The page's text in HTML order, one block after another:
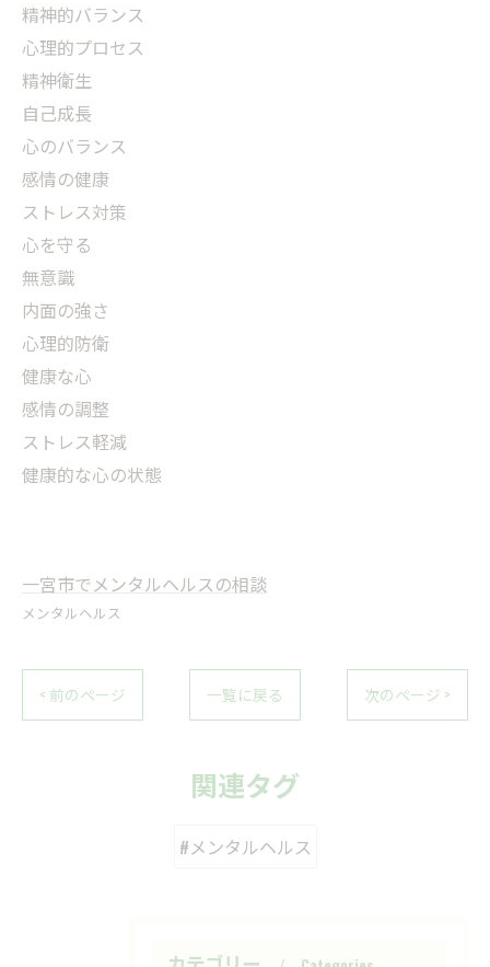
精神的バランス
心理的プロセス
精神衛生
自己成長
心のバランス
感情の健康
ストレス対策
心を守る
無意識
内面の強さ
心理的防衛
健康な心
感情の調整
ストレス軽減
健康的な心の状態
一宮市でメンタルヘルスの相談
メンタルヘルス
< 前のページ 一覧に戻る 次のページ >
関連タグ
#メンタルヘルス